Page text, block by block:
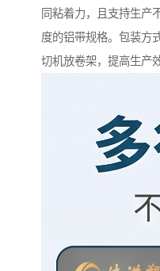
同粘着力，且支持生产
度的铝带规格。包装方
切机放卷架，提高生产